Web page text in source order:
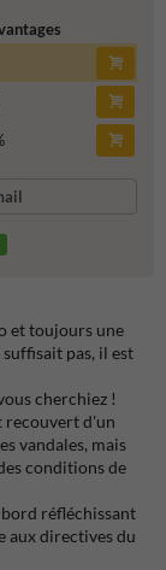
et toujours une
pas, il est
cherchiez !
recouvert d'un
vandales, mais
conditions de
réfléchissant
aux directives du